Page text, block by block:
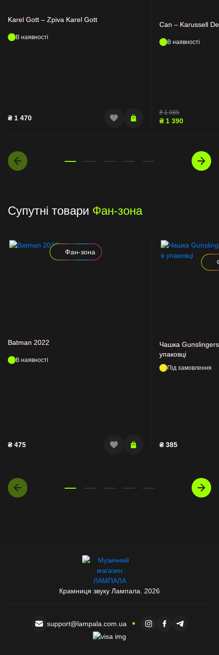
Karel Gott – Zpiva Karel Gott
В наявності
₴ 1 470
Can – Karussell
В наявності
₴1 985
₴ 1 390
Супутні товари Фан-зона
Фан-зона
Batman 2022
В наявності
₴ 475
Чашка
упаковці
Під замовлення
₴ 385
Крамниця звуку Лампала. 2026
support@lampala.com.ua